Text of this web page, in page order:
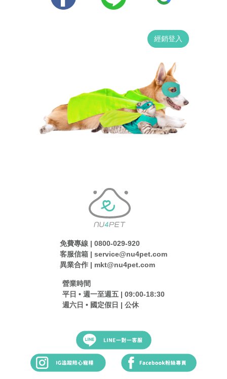
經銷登入
免費專線 | 0800-029-920
客服信箱 | service@nu4pet.com
異業合作 | mkt@nu4pet.com
營業時間
平日 • 週一至週五 | 09:00-18:30
週六日 • 國定假日 | 公休